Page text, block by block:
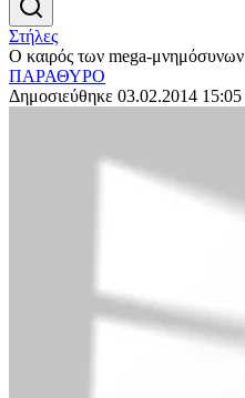
Στήλες
Ο καιρός των mega-μνημόσυνων
ΠΑΡΑΘΥΡΟ
Δημοσιεύθηκε 03.02.2014 15:05